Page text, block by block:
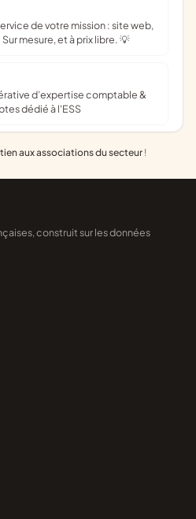
mesure, et à prix libre. 💡
dédié à l'ESS
aux associations du secteur !